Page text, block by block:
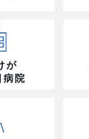
が
病院